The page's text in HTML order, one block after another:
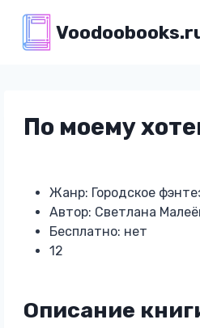
содержимому
По моему
Жанр: Городское
Автор: Светлана
Бесплатно: нет
12
Описание